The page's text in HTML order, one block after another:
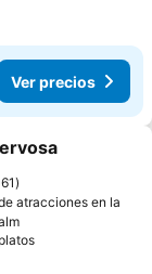
Ver precios
atracciones en la